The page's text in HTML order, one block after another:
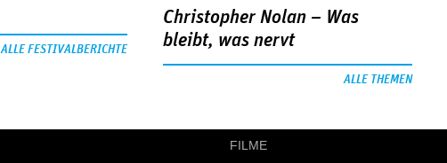
ALLE FESTIVALBERICHTE
Christopher Nolan – Was
bleibt, was nervt
ALLE THEMEN
FILME